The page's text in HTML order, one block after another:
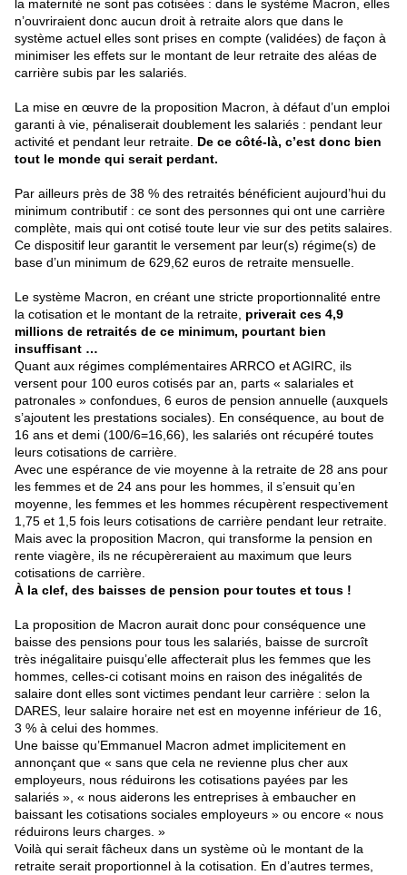
la maternité ne sont pas cotisées : dans le système Macron, elles
n’ouvriraient donc aucun droit à retraite alors que dans le
système actuel elles sont prises en compte (validées) de façon à
minimiser les effets sur le montant de leur retraite des aléas de
carrière subis par les salariés.
La mise en œuvre de la proposition Macron, à défaut d’un emploi
garanti à vie, pénaliserait doublement les salariés : pendant leur
activité et pendant leur retraite. De ce côté-là, c’est donc bien
tout le monde qui serait perdant.
Par ailleurs près de 38 % des retraités bénéficient aujourd’hui du
minimum contributif : ce sont des personnes qui ont une carrière
complète, mais qui ont cotisé toute leur vie sur des petits salaires.
Ce dispositif leur garantit le versement par leur(s) régime(s) de
base d’un minimum de 629,62 euros de retraite mensuelle.
Le système Macron, en créant une stricte proportionnalité entre
la cotisation et le montant de la retraite, priverait ces 4,9
millions de retraités de ce minimum, pourtant bien
insuffisant …
Quant aux régimes complémentaires ARRCO et AGIRC, ils
versent pour 100 euros cotisés par an, parts « salariales et
patronales » confondues, 6 euros de pension annuelle (auxquels
s’ajoutent les prestations sociales). En conséquence, au bout de
16 ans et demi (100/6=16,66), les salariés ont récupéré toutes
leurs cotisations de carrière.
Avec une espérance de vie moyenne à la retraite de 28 ans pour
les femmes et de 24 ans pour les hommes, il s’ensuit qu’en
moyenne, les femmes et les hommes récupèrent respectivement
1,75 et 1,5 fois leurs cotisations de carrière pendant leur retraite.
Mais avec la proposition Macron, qui transforme la pension en
rente viagère, ils ne récupèreraient au maximum que leurs
cotisations de carrière.
À la clef, des baisses de pension pour toutes et tous !
La proposition de Macron aurait donc pour conséquence une
baisse des pensions pour tous les salariés, baisse de surcroît
très inégalitaire puisqu’elle affecterait plus les femmes que les
hommes, celles-ci cotisant moins en raison des inégalités de
salaire dont elles sont victimes pendant leur carrière : selon la
DARES, leur salaire horaire net est en moyenne inférieur de 16,
3 % à celui des hommes.
Une baisse qu’Emmanuel Macron admet implicitement en
annonçant que « sans que cela ne revienne plus cher aux
employeurs, nous réduirons les cotisations payées par les
salariés », « nous aiderons les entreprises à embaucher en
baissant les cotisations sociales employeurs » ou encore « nous
réduirons leurs charges. »
Voilà qui serait fâcheux dans un système où le montant de la
retraite serait proportionnel à la cotisation. En d’autres termes,